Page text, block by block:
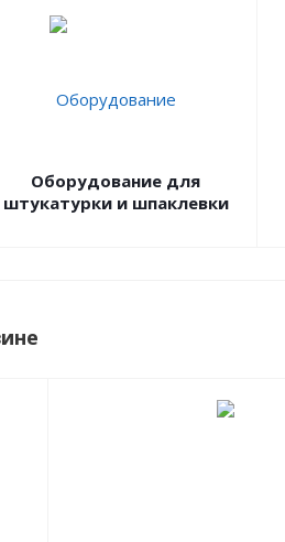
Оборудование для
штукатурки и шпаклевки